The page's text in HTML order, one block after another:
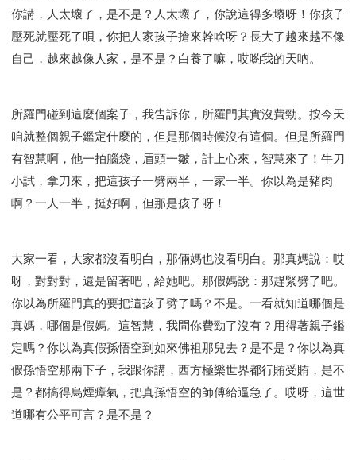
你講，人太壞了，是不是？人太壞了，你說這得多壞呀！你孩子
壓死就壓死了唄，你把人家孩子搶來幹啥呀？長大了越來越不像
自己，越來越像人家，是不是？白養了嘛，哎喲我的天吶。
所羅門碰到這麼個案子，我告訴你，所羅門其實沒費勁。按今天
咱就整個親子鑑定什麼的，但是那個時候沒有這個。但是所羅門
有智慧啊，他一拍腦袋，眉頭一皺，計上心來，智慧來了！牛刀
小試，拿刀來，把這孩子一劈兩半，一家一半。你以為是豬肉
啊？一人一半，挺好啊，但那是孩子呀！
大家一看，大家都沒看明白，那倆媽也沒看明白。那真媽說：哎
呀，對對對，還是留著吧，給她吧。那假媽說：那趕緊劈了吧。
你以為所羅門真的要把這孩子劈了嗎？不是。一看就知道哪個是
真媽，哪個是假媽。這智慧，我問你費勁了沒有？用得著親子鑑
定嗎？你以為真假孫悟空到如來佛祖那兒去？是不是？你以為真
假孫悟空那兩下子，我跟你講，西方極樂世界都行賄受賄，是不
是？都搞得烏煙瘴氣，把真孫悟空的師傅給逼急了。哎呀，這世
道哪有公平可言？是不是？